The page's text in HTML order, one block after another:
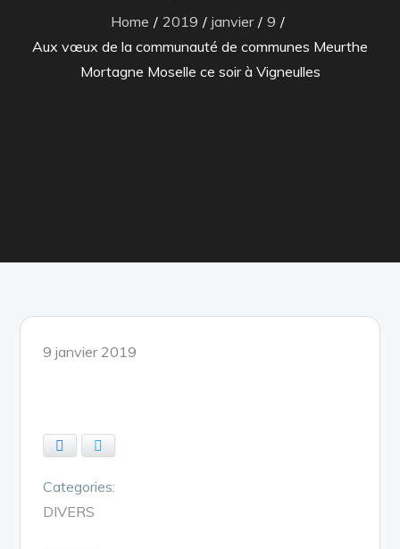
Home 2019 janvier
9
Aux vœux de la communauté de communes Meurthe
Mortagne Moselle ce soir à Vigneulles
Posted
9 janvier 2019
Categories:
DIVERS